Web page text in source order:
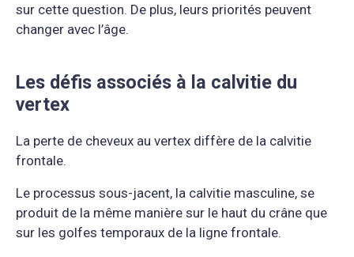
sur cette question. De plus, leurs priorités peuvent
changer avec l’âge.
Les défis associés à la calvitie du
vertex
La perte de cheveux au vertex diffère de la calvitie
frontale.
Le processus sous-jacent, la calvitie masculine, se
produit de la même manière sur le haut du crâne que
sur les golfes temporaux de la ligne frontale.